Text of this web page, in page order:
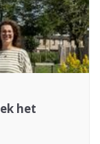
het